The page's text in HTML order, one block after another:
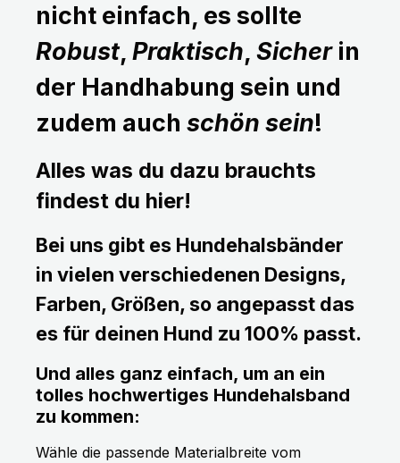
nicht einfach, es sollte
Robust, Praktisch, Sicherin
der Handhabung sein und
zudem auch schön sein!
Alles was du dazu brauchts
findest du hier!
Bei uns gibt es Hundehalsbänder
in vielen verschiedenen Designs,
Farben, Größen, so angepasst das
es für deinen Hund zu 100% passt.
Und alles ganz einfach, um an ein
tolles hochwertiges Hundehalsband
zu kommen:
Wähle die passende Materialbreite vom